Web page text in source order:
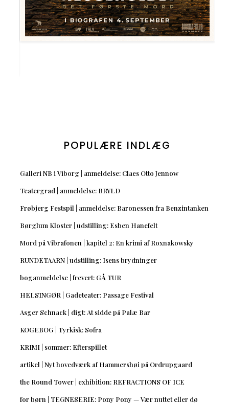
POPULÆRE INDLÆG
Galleri NB i Viborg | anmeldelse: Claes Otto Jennow
Teatergrad | anmeldelse: BRYLD
Frøbjerg Festspil | anmeldelse: Baronessen fra Benzintanken
Børglum Kloster | udstilling: Esben Hanefelt
Mord på Vibrafonen | kapitel 2: En krimi af Roxnakowsky
RUNDETAARN | udstilling: Isens brydninger
boganmeldelse | frevert: GÅ TUR
HELSINGØR | Gadeteater: Passage Festival
Asger Schnack | digt: At sidde på Palæ Bar
KOGEBOG | Tyrkisk: Sofra
KRIMI | sommer: Efterspillet
artikel | Nyt hovedværk af Hammershøi på Ordrupgaard
the Round Tower | exhibition: REFRACTIONS OF ICE
for børn | TEGNESERIE: Pony Pony — Vær nuttet eller dø